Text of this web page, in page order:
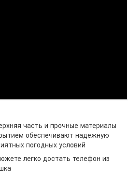
часть и прочные материалы
обеспечивают надежную
погодных условий
легко достать телефон из